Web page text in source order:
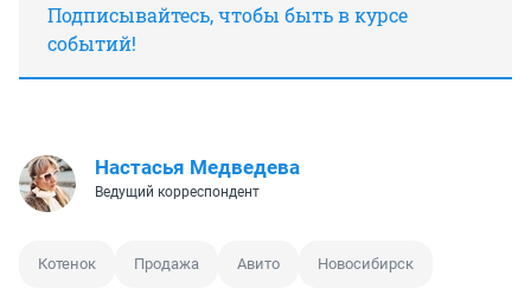
Подписывайтесь, чтобы быть в курсе
событий!
Настасья Медведева
Ведущий корреспондент
Котенок Продажа Авито Новосибирск